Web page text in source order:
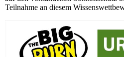
Teilnahme an diesem